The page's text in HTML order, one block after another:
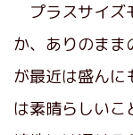
プラスサイズ
か、ありのまま
が最近は盛んに
は素晴らしいこ